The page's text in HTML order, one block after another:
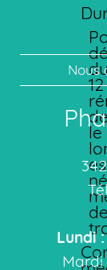
le
Lundi
Mardi
Nous